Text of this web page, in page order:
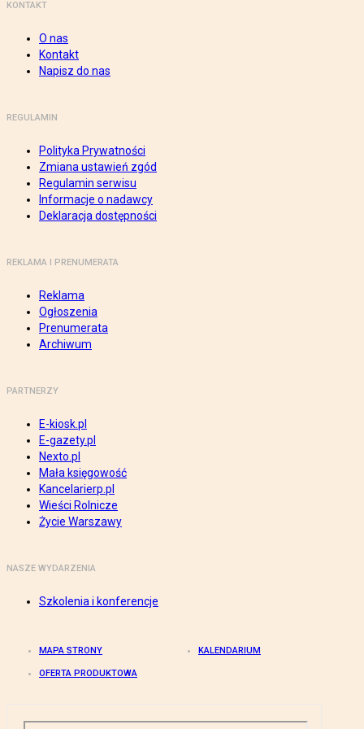
KONTAKT
O nas
Kontakt
Napisz do nas
REGULAMIN
Polityka Prywatności
Zmiana ustawień zgód
Regulamin serwisu
Informacje o nadawcy
Deklaracja dostępności
REKLAMA I PRENUMERATA
Reklama
Ogłoszenia
Prenumerata
Archiwum
PARTNERZY
E-kiosk.pl
E-gazety.pl
Nexto.pl
Mała księgowość
Kancelarierp.pl
Wieści Rolnicze
Życie Warszawy
NASZE WYDARZENIA
Szkolenia i konferencje
MAPA STRONY KALENDARIUM
OFERTA PRODUKTOWA